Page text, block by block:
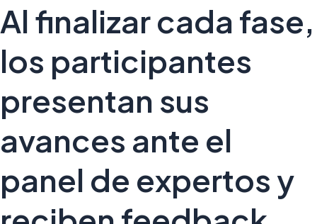
Al finalizar cada fase,
los participantes
presentan sus
avances ante el
panel de expertos y